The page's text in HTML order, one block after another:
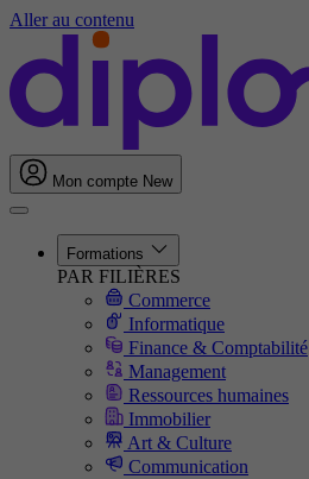
Aller au contenu
Mon compte New
Formations
PAR FILIÈRES
Commerce
Informatique
Finance & Comptabilité
Management
Ressources humaines
Immobilier
Art & Culture
Communication